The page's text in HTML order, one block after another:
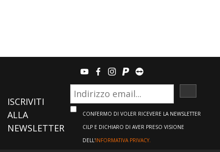
youtubefacebook
instagram
paypalteamviewer
ISCRIVITI
ALLA
NEWSLETTER
CONFERMO DI VOLER RICEVERE LA NEWSLETTER
CILP E DICHIARO DI AVER PRESO VISIONE
DELL'INFORMATIVA PRIVACY.